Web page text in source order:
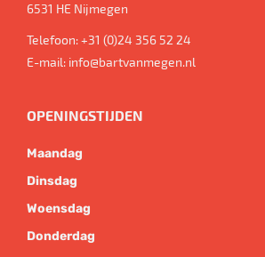
6531 HE Nijmegen
Telefoon:+31 (0)24 356 52 24
E-mail: info@bartvanmegen.nl
OPENINGSTIJDEN
Maandag
Dinsdag
Woensdag
Donderdag